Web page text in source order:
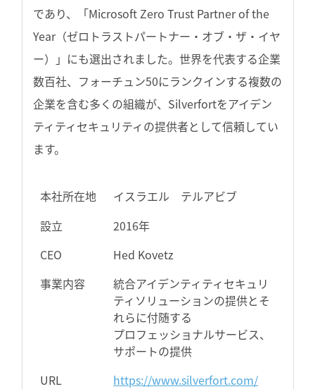
であり、「Microsoft Zero Trust Partner of the
Year（ゼロトラストパートナー・オブ・ザ・イヤ
ー）」にも選出されました。世界を代表する企業
数百社、フォーチュン50にランクインする複数の
企業を含む多くの組織が、Silverfortをアイデン
ティティセキュリティの提供者として信頼してい
ます。
本社所在地
イスラエル テルアビブ
設立
2016年
CEO
Hed Kovetz
事業内容
統合アイデンティティセキュリ
ティソリューションの提供とそ
れらに付随する
プロフェッショナルサービス、
サポートの提供
URL
https://www.silverfort.com/